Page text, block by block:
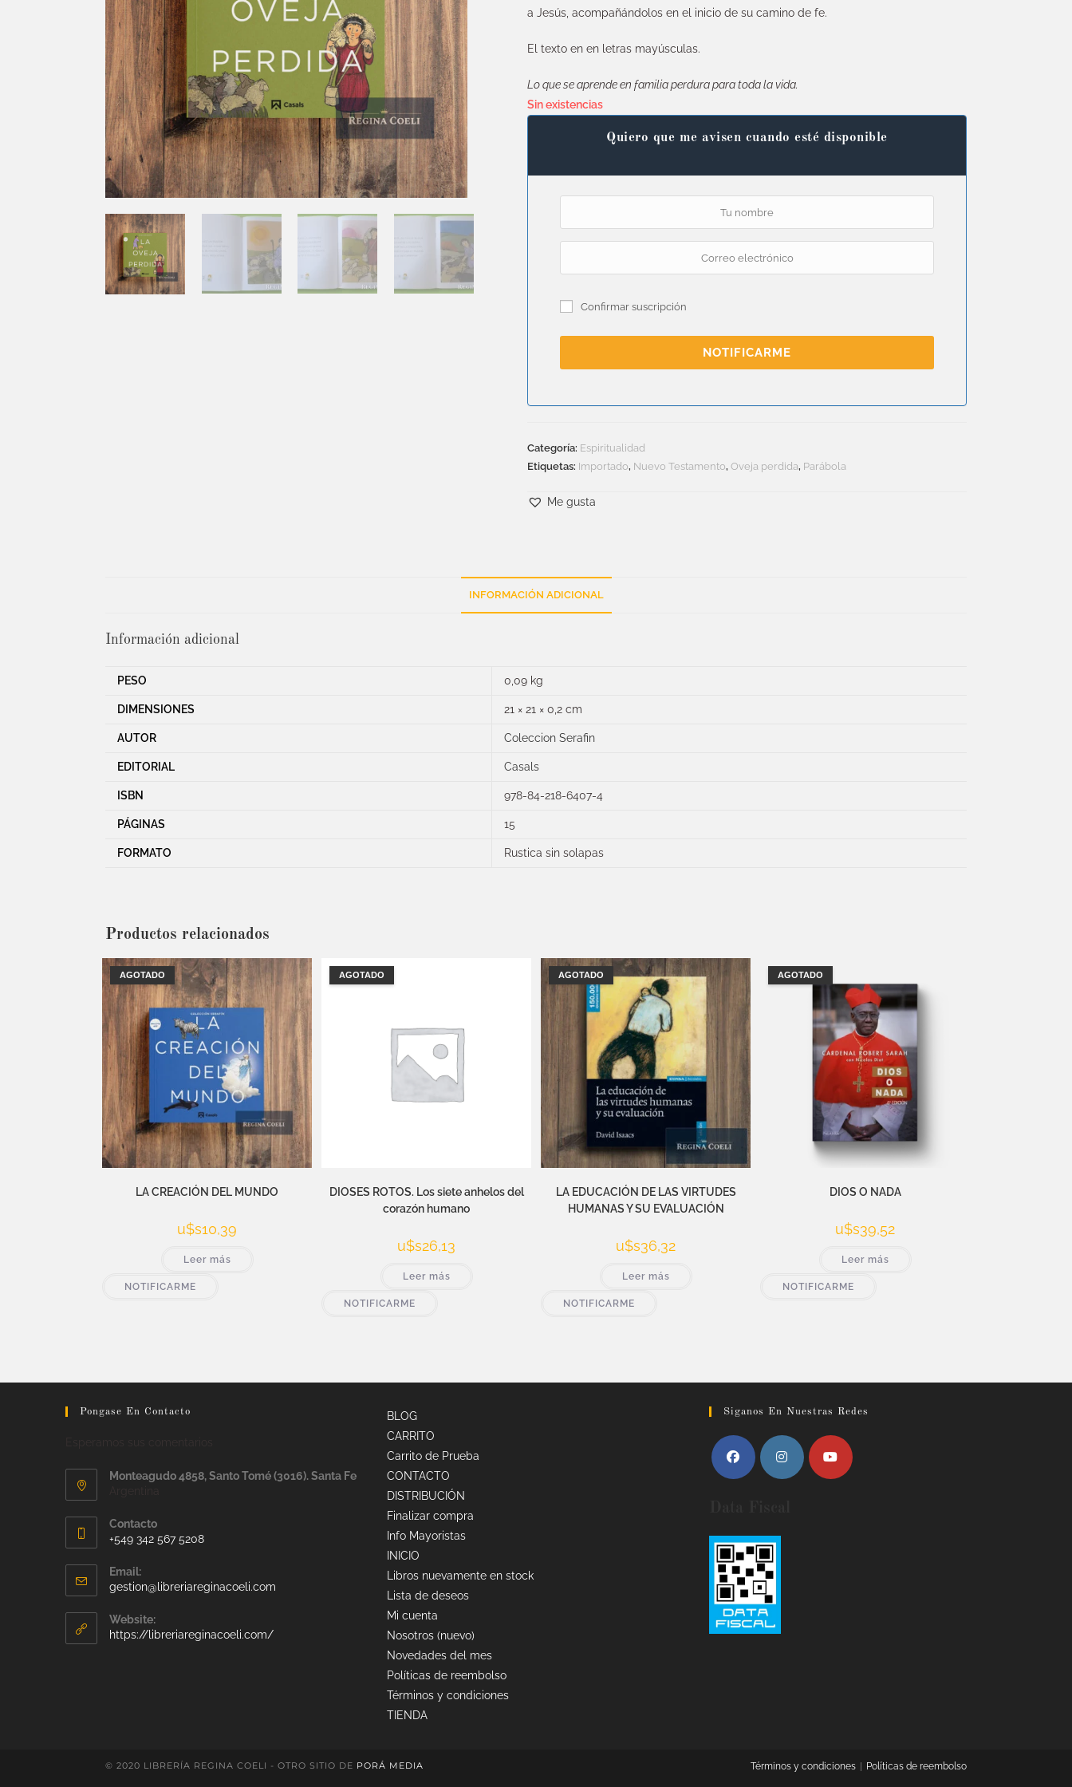
a Jesús, acompañándolos en el inicio de su camino de fe.
El texto en en letras mayúsculas.
Lo que se aprende en familia perdura para toda la vida.
Sin existencias
Quiero que me avisen cuando esté disponible
Confirmar suscripción
NOTIFICARME
Categoría: Espiritualidad
Etiquetas: Importado, Nuevo Testamento,Oveja perdida, Parábola
Me gusta
INFORMACIÓN ADICIONAL
Información adicional
PESO 0,09 kg
DIMENSIONES 21 × 21 × 0,2 cm
AUTOR Coleccion Serafin
EDITORIAL Casals
ISBN 978-84-218-6407-4
PÁGINAS 15
FORMATO Rustica sin solapas
Productos relacionados
AGOTADO
LA CREACIÓN DEL MUNDO
u$s10,39
Leer más
NOTIFICARME
AGOTADO
DIOSES ROTOS. Los siete anhelos del
corazón humano
u$s26,13
Leer más
NOTIFICARME
AGOTADO
LA EDUCACIÓN DE LAS VIRTUDES
HUMANAS Y SU EVALUACIÓN
u$s36,32
Leer más
NOTIFICARME
AGOTADO
DIOS O NADA
u$s39,52
Leer más
NOTIFICARME
Pongase En Contacto
Monteagudo 4858, Santo Tomé (3016). Santa Fe
Contacto
+549 342 567 5208
Email:
gestion@libreriareginacoeli.com
Website:
https://libreriareginacoeli.com/
BLOG
CARRITO
Carrito de Prueba
CONTACTO
DISTRIBUCIÓN
Finalizar compra
Info Mayoristas
INICIO
Libros nuevamente en stock
Lista de deseos
Mi cuenta
Nosotros (nuevo)
Novedades del mes
Políticas de reembolso
Términos y condiciones
TIENDA
Siganos En Nuestras Redes
Términos y condiciones Políticas de reembolso
© 2020 LIBRERÍA REGINA COELI - OTRO SITIO DE PORÁ MEDIA